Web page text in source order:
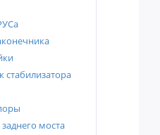
стабилизатора
моста